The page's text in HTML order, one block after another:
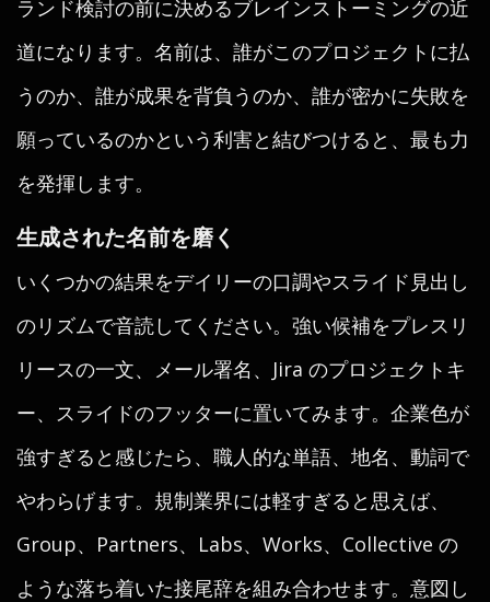
ランド検討の前に決めるブレインストーミングの近
道になります。名前は、誰がこのプロジェクトに払
うのか、誰が成果を背負うのか、誰が密かに失敗を
願っているのかという利害と結びつけると、最も力
を発揮します。
生成された名前を磨く
いくつかの結果をデイリーの口調やスライド見出し
のリズムで音読してください。強い候補をプレスリ
リースの一文、メール署名、Jira のプロジェクトキ
ー、スライドのフッターに置いてみます。企業色が
強すぎると感じたら、職人的な単語、地名、動詞で
やわらげます。規制業界には軽すぎると思えば、
Group、Partners、Labs、Works、Collective の
ような落ち着いた接尾辞を組み合わせます。意図し